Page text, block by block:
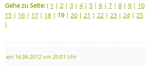
Gehe zu Seite:( 1 | 2 | 3 | 4| 5 | 6 | 7 | 8 | 9 | 10
15 | 16 | 17 | 18 | 19| 20 | 21 | 22 | 23 | 24| 25
)
am 16.06.2012 um 20:01 Uhr